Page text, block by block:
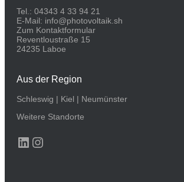
Tel.: 04343 4 33 94 21
E-Mail: info@photovoltaik.sh
Zum Kontaktformular
Reventloustraße 15
24235 Laboe
Aus der Region
Schleswig | Kiel | Neumünster
Weitere Standorte
LinkedIn
Instagram